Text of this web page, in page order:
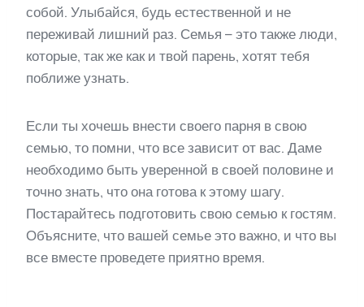
собой. Улыбайся, будь естественной и не
переживай лишний раз. Семья – это также люди,
которые, так же как и твой парень, хотят тебя
поближе узнать.
Если ты хочешь внести своего парня в свою
семью, то помни, что все зависит от вас. Даме
необходимо быть уверенной в своей половине и
точно знать, что она готова к этому шагу.
Постарайтесь подготовить свою семью к гостям.
Объясните, что вашей семье это важно, и что вы
все вместе проведете приятно время.